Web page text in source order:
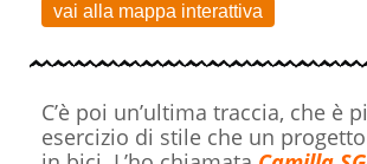
vai alla mappa interattiva
C’è poi un’ultima traccia, che è
esercizio di stile che un